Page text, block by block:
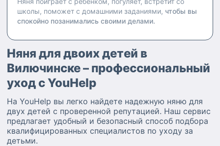
школы, поможет с домашними заданиями, чтобы вы
спокойно позанимались своими делами.
Няня для двоих детей в
Вилючинске – профессиональный
уход с YouHelp
На YouHelp вы легко найдете надежную няню для
двух детей с проверенной репутацией. Наш сервис
предлагает удобный и безопасный способ подбора
квалифицированных специалистов по уходу за
детьми.